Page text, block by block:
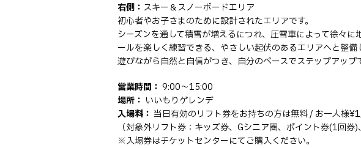
右側： スキー＆スノーボードエリア
初心者やお子さまのために設計されたエリアです。
シーズンを通して積雪が増えるにつれ、圧雪車によって徐々
ールを楽しく練習できる、やさしい起伏のあるエリアへと整備
遊びながら自然と自信がつき、自分のペースでステップアップ
営業時間： 9:00～15:00
場所： いいもりゲレンデ
入場料： 当日有効のリフト券をお持ちの方は無料 / お一人様
（対象外リフト券：キッズ券、Gシニア圏、ポイント券(1回券
※入場券はチケットセンターにてご購入ください。